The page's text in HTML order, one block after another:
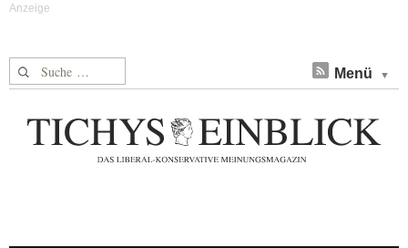
Suche nach: Menü